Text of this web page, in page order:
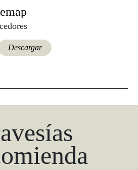
Descargar